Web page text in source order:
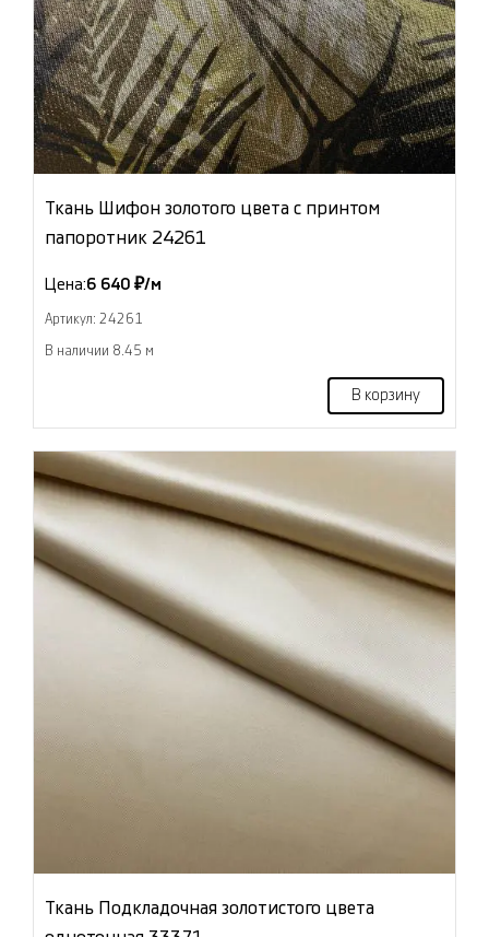
Ткань Шифон золотого цвета с принтом
папоротник 24261
Цена:6 640 ₽/м
Артикул: 24261
В наличии 8.45 м
В корзину
Ткань Подкладочная золотистого цвета